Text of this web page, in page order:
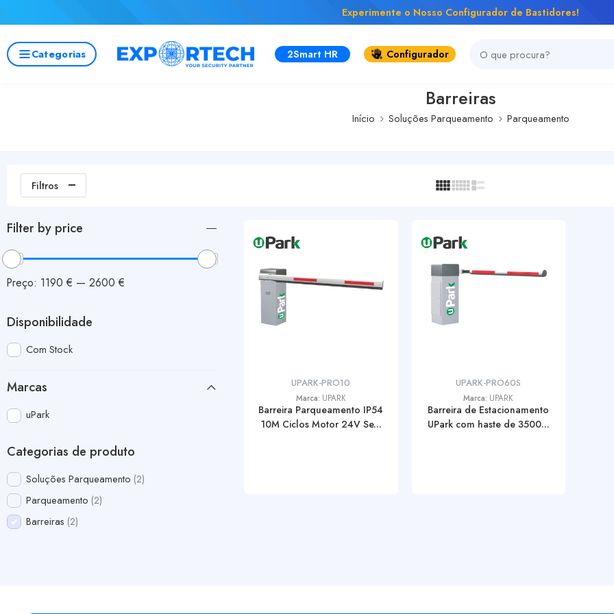
Experimente o Nosso Configurador de Bastidores!
Categorias 2Smart HR Configurador
Barreiras
Início Soluções Parqueamento Parqueamento
Filtros
UPARK-PRO10
Marca: UPARK
Barreira Parqueamento IP54
10M Ciclos Motor 24V Se...
UPARK-PRO60S
Marca: UPARK
Barreira de Estacionamento
UPark com haste de 3500...
Filter by price
Preço: 1190 € — 2600 €
Disponibilidade
Com Stock
Marcas
uPark
Categorias de produto
Soluções Parqueamento 2
Parqueamento 2
Barreiras 2